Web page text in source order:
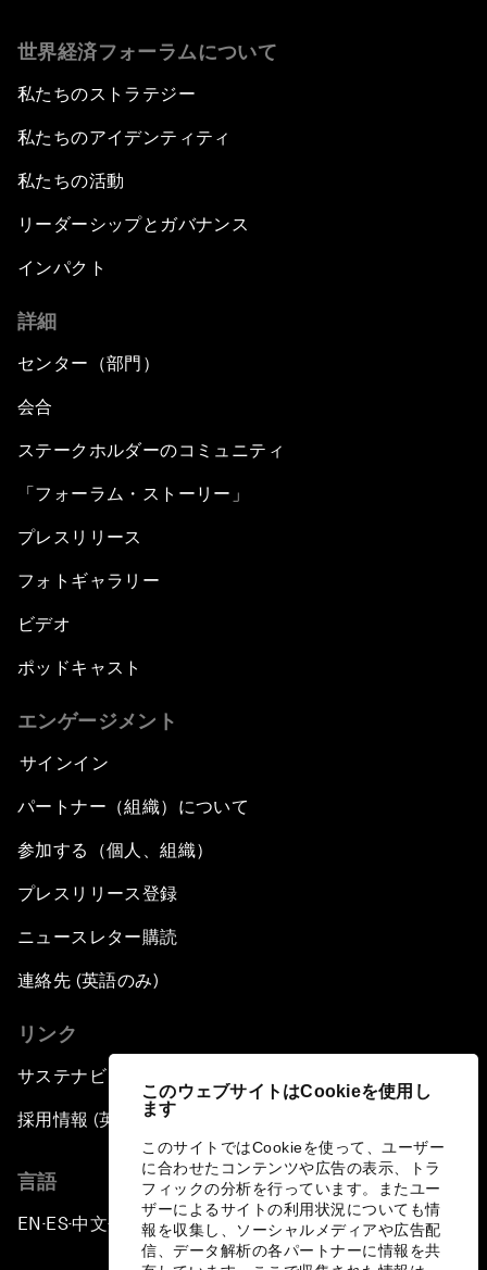
このウェブサイトはCookieを使用し
ます
このサイトではCookieを使って、ユーザー
に合わせたコンテンツや広告の表示、トラ
フィックの分析を行っています。またユー
ザーによるサイトの利用状況についても情
報を収集し、ソーシャルメディアや広告配
信、データ解析の各パートナーに情報を共
世界経済フォーラムについて
私たちのストラテジー
私たちのアイデンティティ
私たちの活動
リーダーシップとガバナンス
インパクト
詳細
センター（部門）
会合
ステークホルダーのコミュニティ
「フォーラム・ストーリー」
プレスリリース
フォトギャラリー
ビデオ
ポッドキャスト
エンゲージメント
サインイン
パートナー（組織）について
参加する（個人、組織）
プレスリリース登録
ニュースレター購読
連絡先 (英語のみ)
リンク
サステナビリティへの取り組み
採用情報 (英語のみ)
言語
EN ▪ ES▪中文▪ 日本語